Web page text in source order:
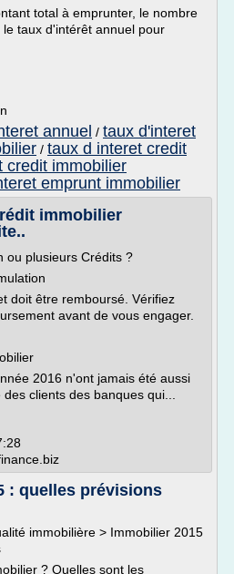
total à emprunter, le nombre
taux d'intérêt annuel pour
annuel / taux d'interet
/ taux d interet credit
credit immobilier
emprunt immobilier
immobilier
ou plusieurs Crédits ?
doit être remboursé. Vérifiez
avant de vous engager.
2016 n'ont jamais été aussi
clients des banques qui...
: quelles prévisions
immobilière > Immobilier 2015
? Quelles sont les